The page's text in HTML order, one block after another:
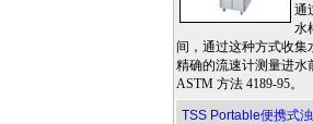
通
水
间，通过这种方式收集
精确的流速计测量进水
ASTM 方法 4189-95。
TSS Portable便携式